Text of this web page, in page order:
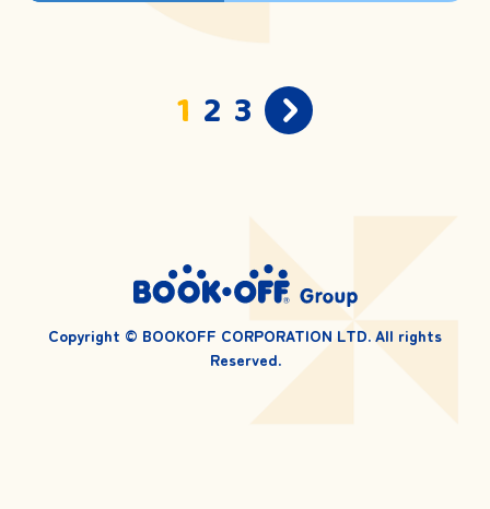
1 2 3
Copyright © BOOKOFF CORPORATION LTD. All rights
Reserved.